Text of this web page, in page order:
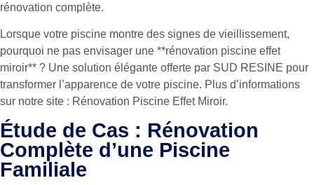
rénovation complète.
Lorsque votre piscine montre des signes de vieillissement,
pourquoi ne pas envisager une **rénovation piscine effet
miroir** ? Une solution élégante offerte par SUD RESINE pour
transformer l’apparence de votre piscine. Plus d’informations
sur notre site : Rénovation Piscine Effet Miroir.
Étude de Cas : Rénovation
Complète d’une Piscine
Familiale